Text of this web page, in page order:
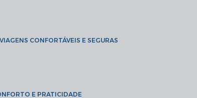
CONFORTÁVEIS E SEGURAS
E PRATICIDADE